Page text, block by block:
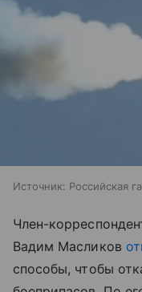
Источник: Российская
Член-
Вадим Масликов
способы, чтобы